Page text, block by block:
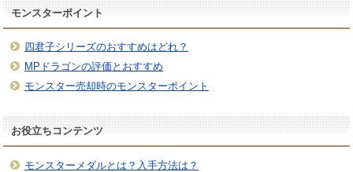
モンスターポイント
四君子シリーズのおすすめはどれ？
MPドラゴンの評価とおすすめ
モンスター売却時のモンスターポイント
お役立ちコンテンツ
モンスターメダルとは？入手方法は？